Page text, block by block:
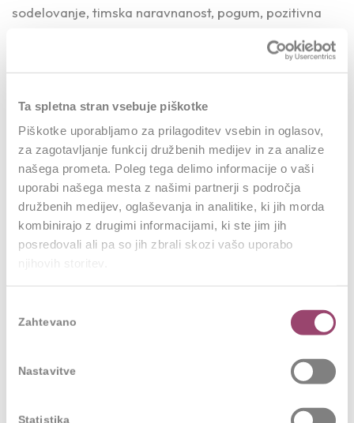
Ta spletna stran vsebuje piškotke
Piškotke uporabljamo za prilagoditev vsebin in oglasov,
za zagotavljanje funkcij družbenih medijev in za analize
našega prometa. Poleg tega delimo informacije o vaši
uporabi našega mesta z našimi partnerji s področja
družbenih medijev, oglaševanja in analitike, ki jih morda
kombinirajo z drugimi informacijami, ki ste jim jih
posredovali ali pa so jih zbrali skozi vašo uporabo
soglasja
Zahtevano
Nastavitve
Statistika
sodelovanje, timska naravnanost, pogum, pozitivna
medosebne odnose in sodelovanja. Timsko delo je
ključno za uspeh, zato cenimo raznolikost
posameznikov, ki oblikujejo homogeno ekipo, ki koraka
v smeri skupnih ciljev.
Kako se pripravljate na izzive, ki jih prinaša
dinamično poslovno okolje, in kako te uvide
vključujete v razvoj vodij?
optimiziramo svojo ponudbo, da bi sledili potrebam
slediti trendom, jih celo narekovati.